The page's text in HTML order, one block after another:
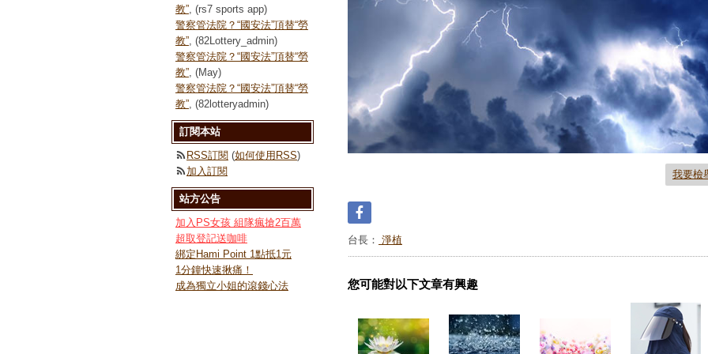
我要檢
台長： 淨植
您可能對以下文章有興趣
教” , (rs7 sports app)
警察管法院？“國安法”頂替“勞
教” , (82Lottery_admin)
警察管法院？“國安法”頂替“勞
教” , (May)
警察管法院？“國安法”頂替“勞
教” , (82lotteryadmin)
訂閱本站
RSS訂閱 (如何使用RSS)
加入訂閱
站方公告
加入PS女孩 組隊瘋搶2百萬
超取登記送咖啡
綁定Hami Point 1點抵1元
1分鐘快速揪痛！
成為獨立小姐的滾錢心法